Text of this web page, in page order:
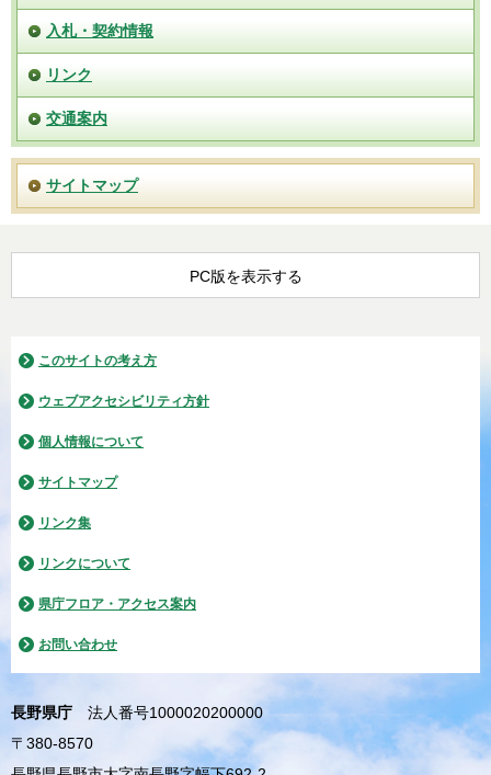
入札・契約情報
リンク
交通案内
サイトマップ
PC版を表示する
このサイトの考え方
ウェブアクセシビリティ方針
個人情報について
サイトマップ
リンク集
リンクについて
県庁フロア・アクセス案内
お問い合わせ
長野県庁
法人番号1000020200000
〒380-8570